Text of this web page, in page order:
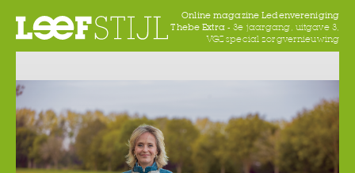
Online magazine Ledenvereniging
Thebe Extra -3e jaargang, uitgave 3,
VGZ special zorgvernieuwing